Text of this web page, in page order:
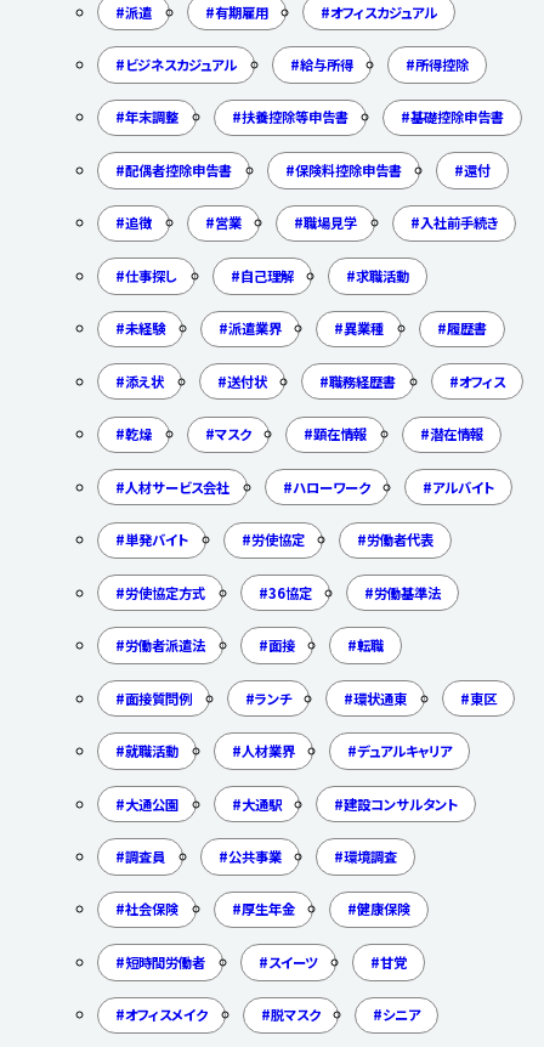
派遣 有期雇用 オフィスカジュアル
ビジネスカジュアル 給与所得 所得控除
年末調整 扶養控除等申告書 基礎控除申告書
配偶者控除申告書 保険料控除申告書 還付
追徴 営業 職場見学 入社前手続き
仕事探し 自己理解 求職活動
未経験 派遣業界 異業種 履歴書
添え状 送付状 職務経歴書 オフィス
乾燥 マスク 顕在情報 潜在情報
人材サービス会社 ハローワーク アルバイト
単発バイト 労使協定 労働者代表
労使協定方式 36協定 労働基準法
労働者派遣法 面接 転職
面接質問例 ランチ 環状通東 東区
就職活動 人材業界 デュアルキャリア
大通公園 大通駅 建設コンサルタント
調査員 公共事業 環境調査
社会保険 厚生年金 健康保険
短時間労働者 スイーツ 甘党
オフィスメイク 脱マスク シニア